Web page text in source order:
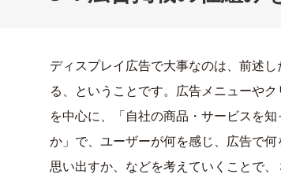
ディスプレイ広告で大事なのは、前述
る、ということです。広告メニューや
を中心に、「自社の商品・サービスを
か」で、ユーザーが何を感じ、広告で
思い出すか、などを考えていくことで、